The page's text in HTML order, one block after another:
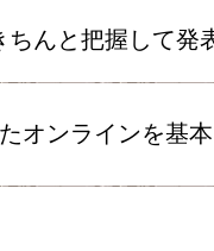
ちんと把握して発
オンラインを基